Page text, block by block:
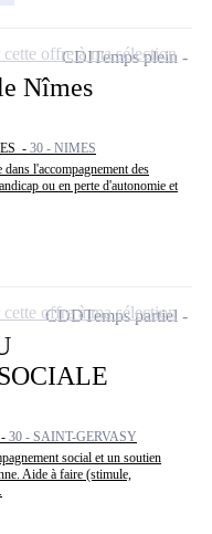
Nîmes
- 30 - NIMES
l'accompagnement des
ou en perte d'autonomie et
CDITemps plein
offre à ma sélection
30 - SAINT-GERVASY
social et un soutien
Aide à faire (stimule,
CDDTemps partiel
offre à ma sélection